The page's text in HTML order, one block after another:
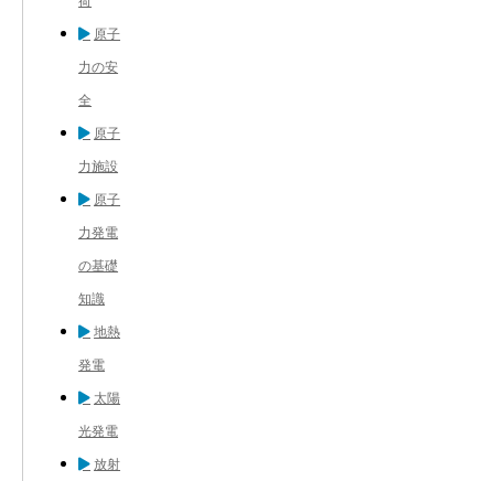
原子
力の安
全
原子
力施設
原子
力発電
の基礎
知識
地熱
発電
太陽
光発電
放射